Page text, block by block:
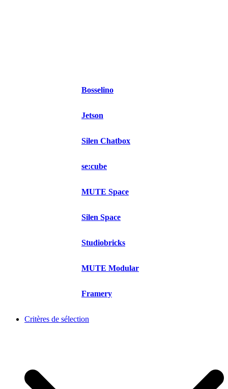
Bosselino
Jetson
Silen Chatbox
se:cube
MUTE Space
Silen Space
Studiobricks
MUTE Modular
Framery
Critères de sélection